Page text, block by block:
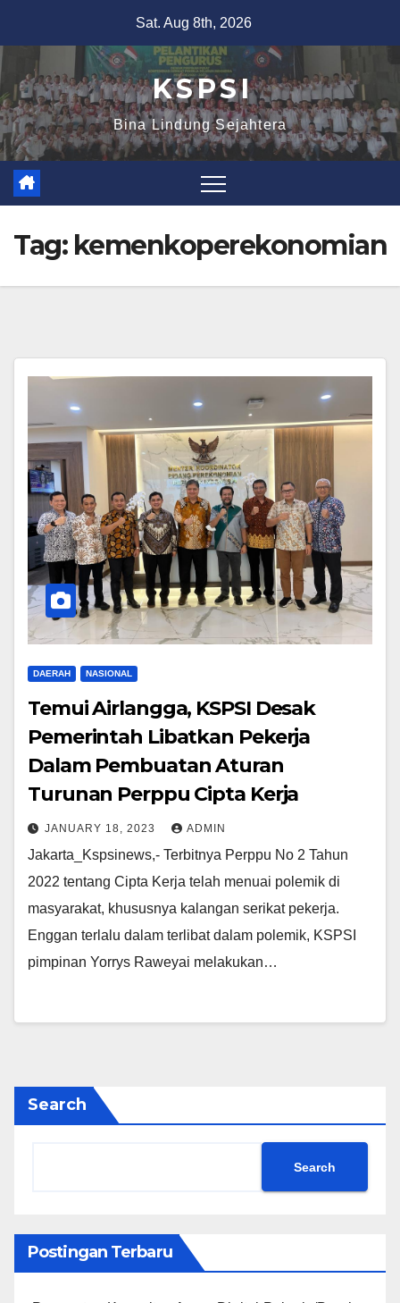
Sat. Aug 8th, 2026
K S P S I
Bina Lindung Sejahtera
Tag: kemenkoperekonomian
DAERAH NASIONAL
Temui Airlangga, KSPSI Desak
Pemerintah Libatkan Pekerja
Dalam Pembuatan Aturan
Turunan Perppu Cipta Kerja
JANUARY 18, 2023 ADMIN
Jakarta_Kspsinews,- Terbitnya Perppu No 2 Tahun
2022 tentang Cipta Kerja telah menuai polemik di
masyarakat, khususnya kalangan serikat pekerja.
Enggan terlalu dalam terlibat dalam polemik, KSPSI
pimpinan Yorrys Raweyai melakukan…
Search
Search
Postingan Terbaru